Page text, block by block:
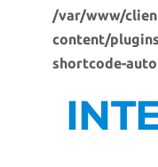
/var/www/
content/
shortcode-